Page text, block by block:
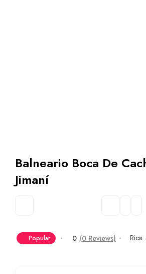
Balneario Boca De
Jimaní
Popular 0 (0 Reviews) Rios